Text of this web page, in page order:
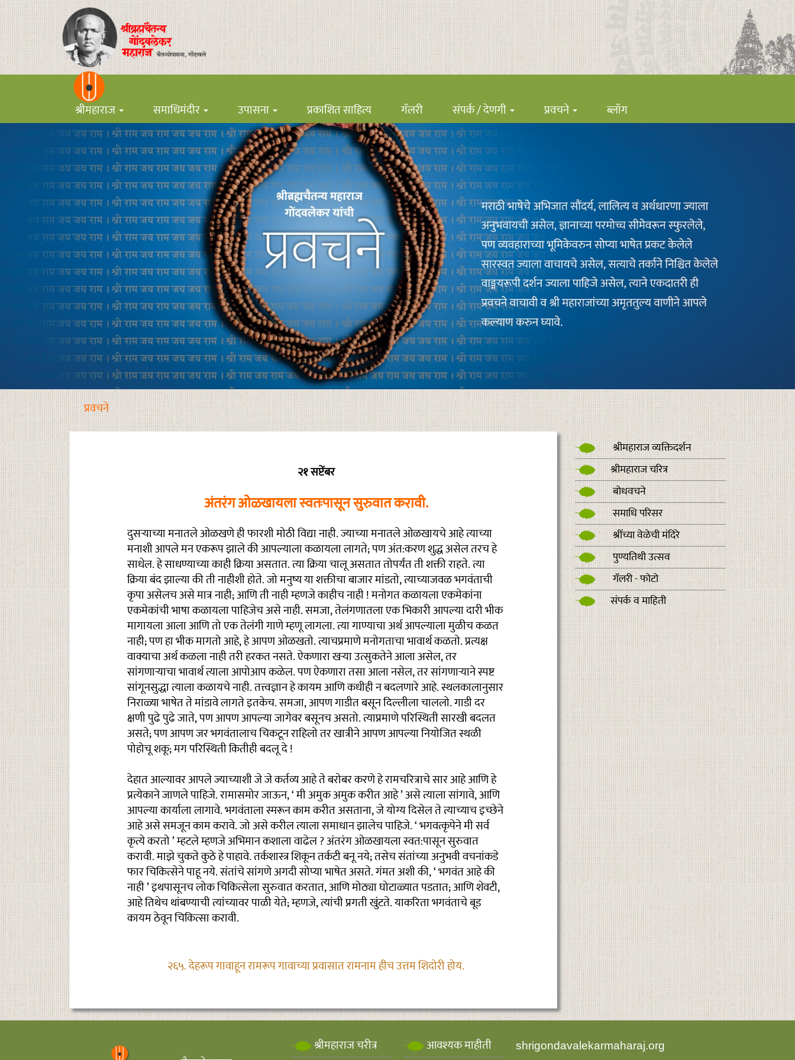
श्रीमहाराज समाधिमंदीर उपासना प्रकाशित साहित्य गॅलरी संपर्क / देणगी प्रवचने ब्लॉग
प्रवचने
२१ सप्टेंबर
अंतरंग ओळखायला स्वतःपासून सुरुवात करावी.
दुसऱ्याच्या मनातले ओळखणे ही फारशी मोठी विद्या नाही. ज्याच्या मनातले ओळखायचे आहे त्याच्या
मनाशी आपले मन एकरूप झाले की आपल्याला कळायला लागते; पण अंत:करण शुद्ध असेल तरच हे
साधेल. हे साधण्याच्या काही क्रिया असतात. त्या क्रिया चालू असतात तोपर्यंत ती शक्ती राहते. त्या
क्रिया बंद झाल्या की ती नाहीशी होते. जो मनुष्य या शक्तीचा बाजार मांडतो, त्याच्याजवळ भगवंताची
कृपा असेलच असे मात्र नाही; आणि ती नाही म्हणजे काहीच नाही ! मनोगत कळायला एकमेकांना
एकमेकांची भाषा कळायला पाहिजेच असे नाही. समजा, तेलंगणातला एक भिकारी आपल्या दारी भीक
मागायला आला आणि तो एक तेलंगी गाणे म्हणू लागला. त्या गाण्याचा अर्थ आपल्याला मुळीच कळत
नाही; पण हा भीक मागतो आहे, हे आपण ओळखतो. त्याचप्रमाणे मनोगताचा भावार्थ कळतो. प्रत्यक्ष
वाक्याचा अर्थ कळला नाही तरी हरकत नसते. ऐकणारा खऱ्या उत्सुकतेने आला असेल, तर
सांगणाऱ्याचा भावार्थ त्याला आपोआप कळेल. पण ऐकणारा तसा आला नसेल, तर सांगणाऱ्याने स्पष्ट
सांगूनसुद्धा त्याला कळायचे नाही. तत्त्वज्ञान हे कायम आणि कधीही न बदलणारे आहे. स्थलकालानुसार
निराळ्या भाषेत ते मांडावे लागते इतकेच. समजा, आपण गाडीत बसून दिल्लीला चाललो. गाडी दर
क्षणी पुढे पुढे जाते, पण आपण आपल्या जागेवर बसूनच असतो. त्याप्रमाणे परिस्थिती सारखी बदलत
असते; पण आपण जर भगवंतालाच चिकटून राहिलो तर खात्रीने आपण आपल्या नियोजित स्थळी
पोहोचू शकू; मग परिस्थिती कितीही बदलू दे !
देहात आल्यावर आपले ज्याच्याशी जे जे कर्तव्य आहे ते बरोबर करणे हे रामचरित्राचे सार आहे आणि हे
प्रत्येकाने जाणले पाहिजे. रामासमोर जाऊन, ‘ मी अमुक अमुक करीत आहे ’ असे त्याला सांगावे, आणि
आपल्या कार्याला लागावे. भगवंताला स्मरून काम करीत असताना, जे योग्य दिसेल ते त्याच्याच इच्छेने
आहे असे समजून काम करावे. जो असे करील त्याला समाधान झालेच पाहिजे. ‘ भगवत्कृपेने मी सर्व
कृत्ये करतो ’ म्हटले म्हणजे अभिमान कशाला वाढेल ? अंतरंग ओळखायला स्वत:पासून सुरुवात
करावी. माझे चुकते कुठे हे पाहावे. तर्कशास्त्र शिकून तर्कटी बनू नये; तसेच संतांच्या अनुभवी वचनांकडे
फार चिकित्सेने पाहू नये. संतांचे सांगणे अगदी सोप्या भाषेत असते. गंमत अशी की, ‘ भगवंत आहे की
नाही ’ इथपासूनच लोक चिकित्सेला सुरुवात करतात, आणि मोठ्या घोटाळ्यात पडतात; आणि शेवटी,
आहे तिथेच थांबण्याची त्यांच्यावर पाळी येते; म्हणजे, त्यांची प्रगती खुंटते. याकरिता भगवंताचे बूड
कायम ठेवून चिकित्सा करावी.
२६५. देहरूप गावाहून रामरूप गावाच्या प्रवासात रामनाम हीच उत्तम शिदोरी होय.
श्रीमहाराज व्यक्तिदर्शन
श्रीमहाराज चरित्र
बोधवचने
समाधि परिसर
श्रींच्या वेळेची मंदिरे
पुण्यतिथी उत्सव
गॅलरी - फोटो
संपर्क व माहिती
श्रीमहाराज चरीत्र
आवश्यक माहीती
shrigondavalekarmaharaj.org